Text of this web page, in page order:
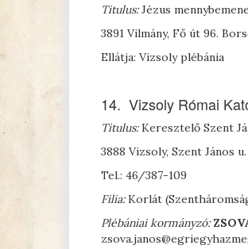
Titulus:Jézus
3891 Vilmány, Fő út 96.
Ellátja: Vizsoly plébánia
14. Vizsoly Római
Titulus:Keresztelő Szent
3888 Vizsoly, Szent János
Tel.: 46/387-109
Filia:Korlát
Plébániai kormányzó: Z